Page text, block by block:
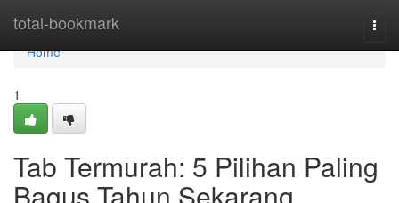
total-bookmark
Home
Home
1
Tab Termurah: 5 Pilihan Paling